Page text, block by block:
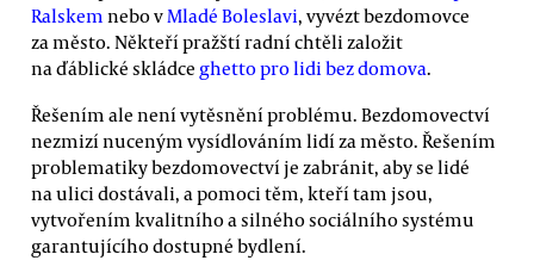
Ralskem nebo vMladé Boleslavi, vyvézt bezdomovce
za město. Někteří pražští radní chtěli založit
na ďáblické skládce ghetto pro lidi bez domova.
Řešením ale není vytěsnění problému. Bezdomovectví
nezmizí nuceným vysídlováním lidí za město. Řešením
problematiky bezdomovectví je zabránit, aby se lidé
na ulici dostávali, a pomoci těm, kteří tam jsou,
vytvořením kvalitního a silného sociálního systému
garantujícího dostupné bydlení.